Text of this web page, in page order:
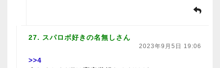
27. スパロボ好きの名無しさん
2023年9月5日 19:06
>>4